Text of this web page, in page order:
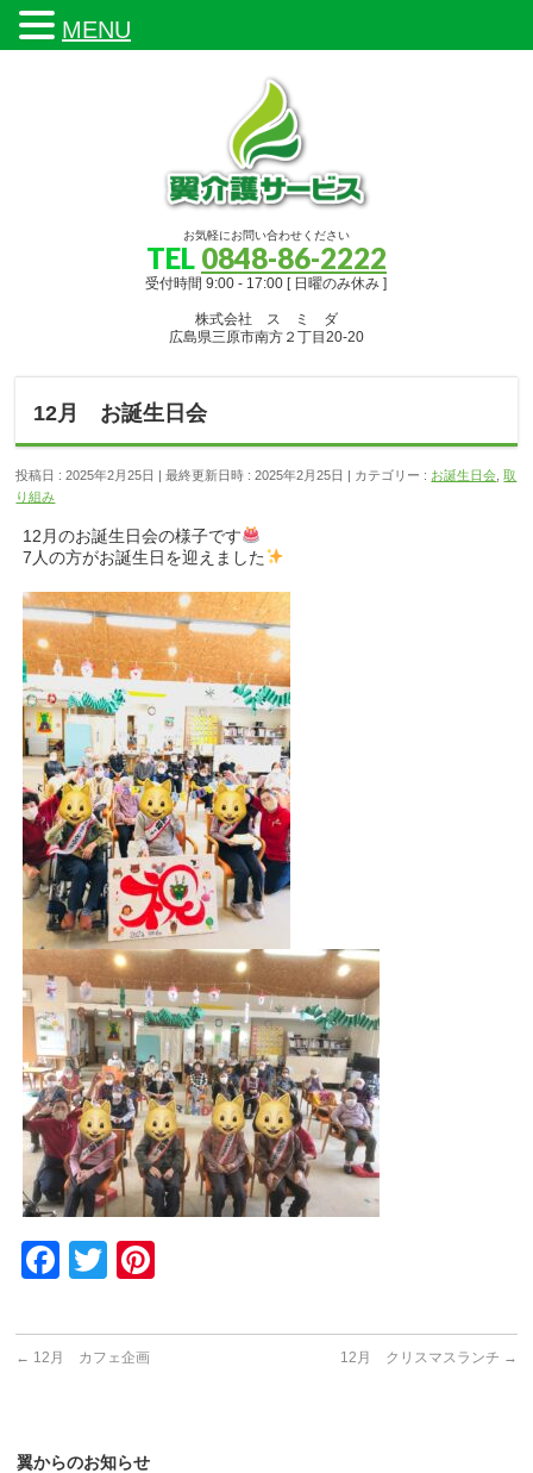
お気軽にお問い合わせください
TEL 0848-86-2222
受付時間 9:00 - 17:00 [ 日曜のみ休み ]
株式会社 ス ミ ダ
広島県三原市南方２丁目20-20
12月 お誕生日会
投稿日 : 2025年2月25日 最終更新日時 : 2025年2月25日 カテゴリー : お誕生日会 ,取
り組み
12月のお誕生日会の様子です
7人の方がお誕生日を迎えました
Facebook
Twitter
← 12月 カフェ企画 12月 クリスマスランチ →
翼からのお知らせ
MENU